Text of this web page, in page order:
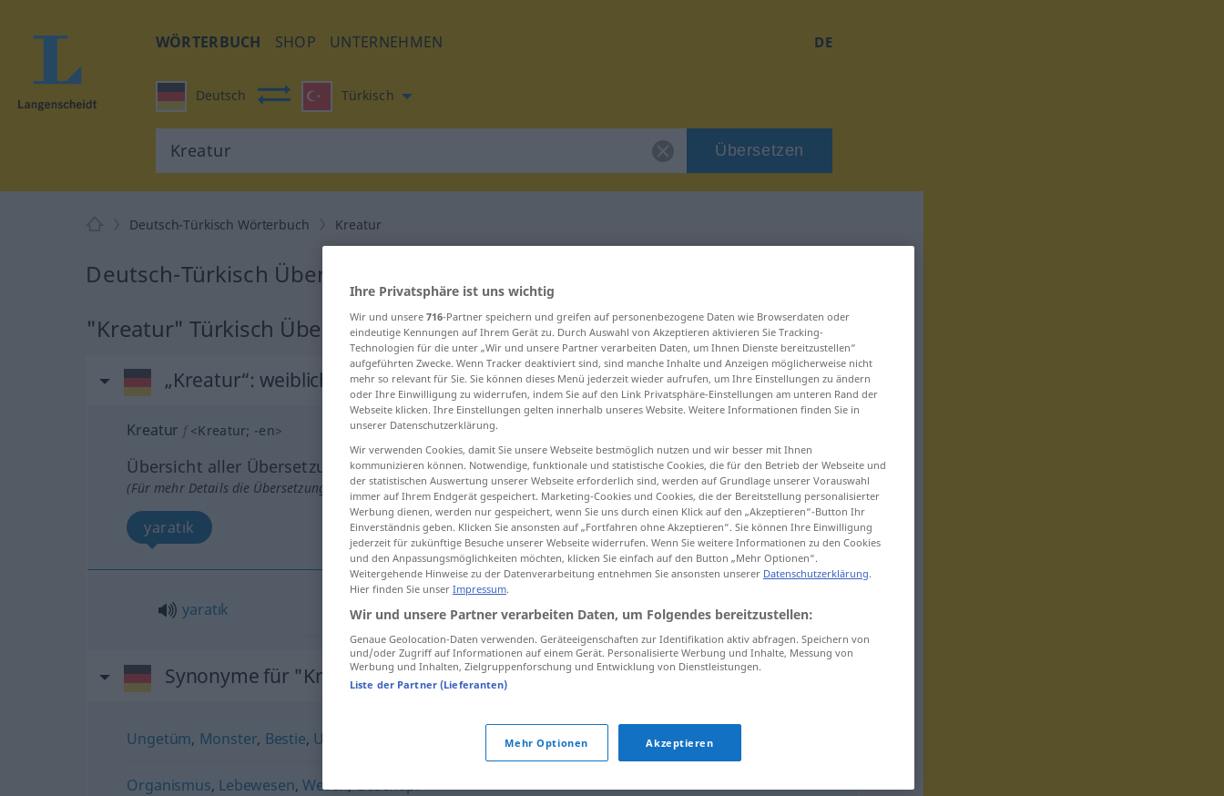
WÖRTERBUCH SHOP UNTERNEHMEN DE
Deutsch Türkisch
Übersetzen
Deutsch-Türkisch Wörterbuch Kreatur
Deutsch-Türkisch Übersetzung für "Kreatur"
"Kreatur" Türkisch Übersetzung
„Kreatur“: weiblich
Kreatur f <Kreatur; -en>
Übersicht aller Übersetzungen
(Für mehr Details die Übersetzung anklicken/antippen)
yaratık
yaratık Kreatur
Synonyme für "Kreatur"
Ungetüm, Monster, Bestie, Ungeheuer ,Monstrum
Organismus, Lebewesen, Wesen,Geschöpf
Ihre Privatsphäre ist uns wichtig
Wir und unsere 716-Partner speichern und greifen auf personenbezogene Daten wie Browserdaten oder
eindeutige Kennungen auf Ihrem Gerät zu. Durch Auswahl von Akzeptieren aktivieren Sie Tracking-
Technologien für die unter „Wir und unsere Partner verarbeiten Daten, um Ihnen Dienste bereitzustellen“
aufgeführten Zwecke. Wenn Tracker deaktiviert sind, sind manche Inhalte und Anzeigen möglicherweise nicht
mehr so relevant für Sie. Sie können dieses Menü jederzeit wieder aufrufen, um Ihre Einstellungen zu ändern
oder Ihre Einwilligung zu widerrufen, indem Sie auf den Link Privatsphäre-Einstellungen am unteren Rand der
Webseite klicken. Ihre Einstellungen gelten innerhalb unseres Website. Weitere Informationen finden Sie in
unserer Datenschutzerklärung.
Wir verwenden Cookies, damit Sie unsere Webseite bestmöglich nutzen und wir besser mit Ihnen
kommunizieren können. Notwendige, funktionale und statistische Cookies, die für den Betrieb der Webseite und
der statistischen Auswertung unserer Webseite erforderlich sind, werden auf Grundlage unserer Vorauswahl
immer auf Ihrem Endgerät gespeichert. Marketing-Cookies und Cookies, die der Bereitstellung personalisierter
Werbung dienen, werden nur gespeichert, wenn Sie uns durch einen Klick auf den „Akzeptieren“-Button Ihr
Einverständnis geben. Klicken Sie ansonsten auf „Fortfahren ohne Akzeptieren“. Sie können Ihre Einwilligung
jederzeit für zukünftige Besuche unserer Webseite widerrufen. Wenn Sie weitere Informationen zu den Cookies
und den Anpassungsmöglichkeiten möchten, klicken Sie einfach auf den Button „Mehr Optionen“.
Weitergehende Hinweise zu der Datenverarbeitung entnehmen Sie ansonsten unserer Datenschutzerklärung.
Hier finden Sie unser Impressum.
Wir und unsere Partner verarbeiten Daten, um Folgendes bereitzustellen:
Genaue Geolocation-Daten verwenden. Geräteeigenschaften zur Identifikation aktiv abfragen. Speichern von
und/oder Zugriff auf Informationen auf einem Gerät. Personalisierte Werbung und Inhalte, Messung von
Werbung und Inhalten, Zielgruppenforschung und Entwicklung von Dienstleistungen.
Liste der Partner (Lieferanten)
Mehr Optionen Akzeptieren